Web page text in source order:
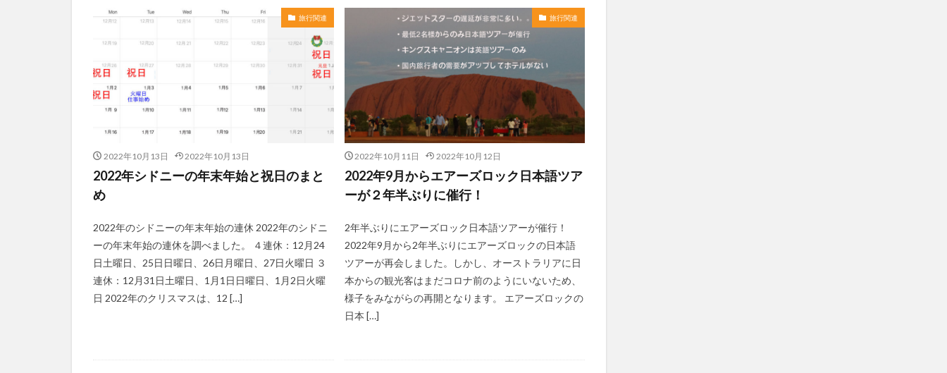
旅行関連
2022年10月13日 2022年10月13日
2022年シドニーの年末年始と祝日のまと
め
2022年のシドニーの年末年始の連休 2022年のシドニ
ーの年末年始の連休を調べました。 ４連休：12月24
日土曜日、25日日曜日、26日月曜日、27日火曜日 ３
連休：12月31日土曜日、1月1日日曜日、1月2日火曜
日 2022年のクリスマスは、12 […]
旅行関連
2022年10月11日 2022年10月12日
2022年9月からエアーズロック日本語ツア
ーが２年半ぶりに催行！
2年半ぶりにエアーズロック日本語ツアーが催行！
2022年9月から2年半ぶりにエアーズロックの日本語
ツアーが再会しました。しかし、オーストラリアに日
本からの観光客はまだコロナ前のようにいないため、
様子をみながらの再開となります。 エアーズロックの
日本 […]